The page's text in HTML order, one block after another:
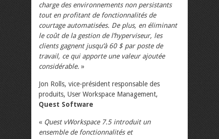
charge des environnements non persistants
tout en profitant de fonctionnalités de
courtage automatisées. De plus, en éliminant
le coût de la gestion de l’hyperviseur, les
clients gagnent jusqu’à 60 $ par poste de
travail, ce qui apporte une valeur ajoutée
considérable. »
Jon Rolls, vice-président responsable des
produits, User Workspace Management,
Quest Software
« Quest vWorkspace 7.5 introduit un
ensemble de fonctionnalités et